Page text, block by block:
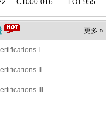
C1000-016 LOT-955
更多 »
I
II
III